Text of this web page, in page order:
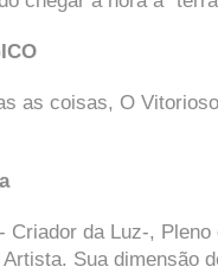
as coisas, O
Criador da Luz-,
Sua dimensão